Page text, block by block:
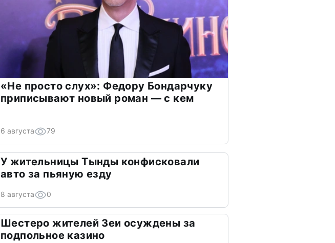
«Не просто слух»: Федору Бондарчуку
приписывают новый роман — с кем
6 августа 79
У жительницы Тынды конфисковали
авто за пьяную езду
8 августа 0
Шестеро жителей Зеи осуждены за
подпольное казино